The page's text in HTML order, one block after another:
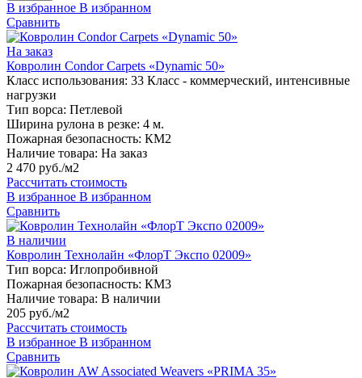
В избранное В избранном
Сравнить
На заказ
Ковролин Condor Carpets «Dynamic 50»
Класс использования: 33 Класс - коммерческий, интенсивные
нагрузки
Тип ворса: Петлевой
Ширина рулона в резке: 4 м.
Пожарная безопасность: КМ2
Наличие товара: На заказ
2 470 руб./м2
Рассчитать стоимость
В избранное В избранном
Сравнить
В наличии
Ковролин Технолайн «ФлорТ Экспо 02009»
Тип ворса: Иглопробивной
Пожарная безопасность: КМ3
Наличие товара: В наличии
205 руб./м2
Рассчитать стоимость
В избранное В избранном
Сравнить